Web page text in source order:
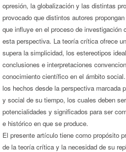
opresión, la globalización y las distintas
provocado que distintos autores
que influye en el proceso de investigación
esta perspectiva. La teoría crítica ofrece
supera la simplicidad, los estereotipos
conclusiones e interpretaciones
conocimiento científico en el ámbito
los hechos desde la perspectiva marcada
y social de su tiempo, los cuales deben
potencialidades y significados para ser
e histórico en que se produce.
El presente artículo tiene como propósito
de la teoría crítica y la necesidad de su